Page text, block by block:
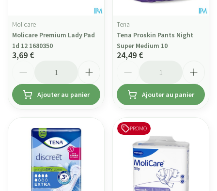
Molicare
Molicare Premium Lady Pad
1d 12 1680350
3,69 €
Ajouter au panier
Tena
Tena Proskin Pants Night
Super Medium 10
24,49 €
Ajouter au panier
PROMO